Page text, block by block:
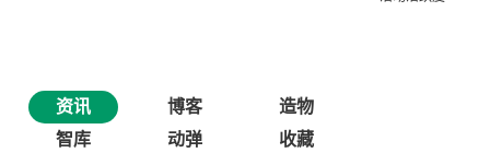
资讯 博客
造物
智库
动弹
收藏